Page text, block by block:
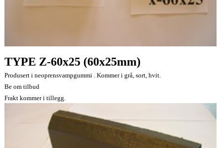
TYPE Z-60x25 (60x25mm)
Produsert i neoprensvampgummi . Kommer i grå, sort, hvit.
Be om tilbud
Frakt kommer i tillegg.